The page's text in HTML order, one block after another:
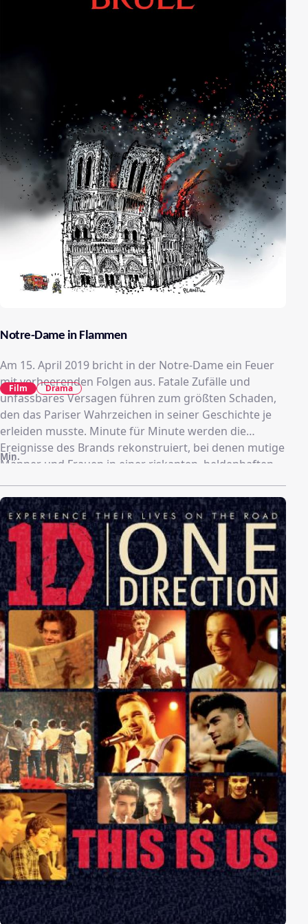
Notre-Dame in Flammen
Am 15. April 2019 bricht in der Notre-Dame ein Feuer
mit verheerenden Folgen aus. Fatale Zufälle und
unfassbares Versagen führen zum größten Schaden,
den das Pariser Wahrzeichen in seiner Geschichte je
erleiden musste. Minute für Minute werden die
Ereignisse des Brands rekonstruiert, bei denen mutige
Männer und Frauen in einer riskanten, heldenhaften
weltberühmte Kathedrale vor der Zerstörung zu
bewahren.
Min.
Film Drama